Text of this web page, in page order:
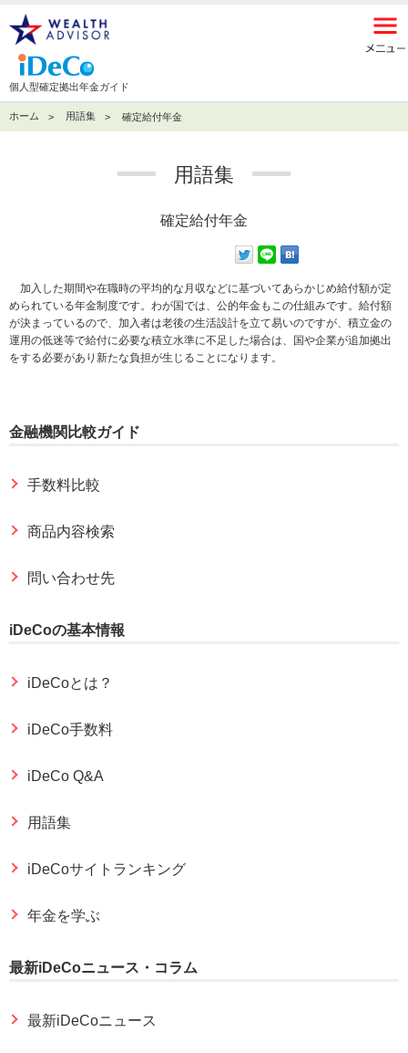
個人型確定拠出年金ガイド
ホーム 用語集 確定給付年金
用語集
確定給付年金
加入した期間や在職時の平均的な月収などに基づいてあらかじめ給付額が定
められている年金制度です。わが国では、公的年金もこの仕組みです。給付額
が決まっているので、加入者は老後の生活設計を立て易いのですが、積立金の
運用の低迷等で給付に必要な積立水準に不足した場合は、国や企業が追加拠出
をする必要があり新たな負担が生じることになります。
金融機関比較ガイド
手数料比較
商品内容検索
問い合わせ先
iDeCoの基本情報
iDeCoとは？
iDeCo手数料
iDeCo Q&A
用語集
iDeCoサイトランキング
年金を学ぶ
最新iDeCoニュース・コラム
最新iDeCoニュース